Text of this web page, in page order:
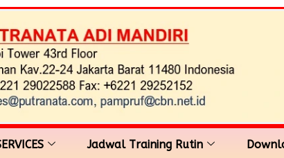
Jadwal Training Rutin